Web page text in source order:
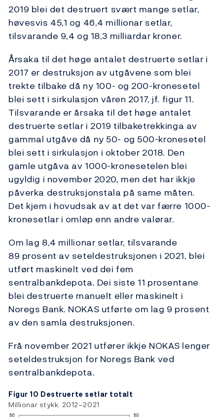
2019 blei det destruert svært mange setlar,
høvesvis 45,1 og 46,4 millionar setlar,
tilsvarande 9,4 og 18,3 milliardar kroner.
Årsaka til det høge antalet destruerte setlar i
2017 er destruksjon av utgåvene som blei
trekte tilbake då ny 100- og 200-kronesetel
blei sett i sirkulasjon våren 2017, jf. figur 11.
Tilsvarande er årsaka til det høge antalet
destruerte setlar i 2019 tilbaketrekkinga av
gammal utgåve då ny 50- og 500-kronesetel
blei sett i sirkulasjon i oktober 2018. Den
gamle utgåva av 1000-kronesetelen blei
ugyldig i november 2020, men det har ikkje
påverka destruksjonstala på same måten.
Det kjem i hovudsak av at det var færre 1000-
kronesetlar i omløp enn andre valørar.
Om lag 8,4 millionar setlar, tilsvarande
89 prosent av seteldestruksjonen i 2021, blei
utført maskinelt ved dei fem
sentralbankdepota. Dei siste 11 prosentane
blei destruerte manuelt eller maskinelt i
Noregs Bank. NOKAS utførte om lag 9 prosent
av den samla destruksjonen.
Frå november 2021 utfører ikkje NOKAS lenger
seteldestruksjon for Noregs Bank ved
sentralbankdepota.
Figur 10 Destruerte setlar totalt
Millionar stykk. 2012–2021